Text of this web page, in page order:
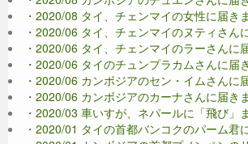
・2020/08 タイ、チェンマイの女性に届き
・2020/06 タイ、チェンマイのヌティさん
・2020/06 タイ、チェンマイのラーさんに
・2020/06 タイのチュンプラカムさんに届
・2020/06 カンボジアのセン・イムさんに
・2020/06 カンボジアのカーナさんに届き
・2020/03 車いすが、ネパールに「飛び」
・2020/01 タイの首都バンコクのパーム君